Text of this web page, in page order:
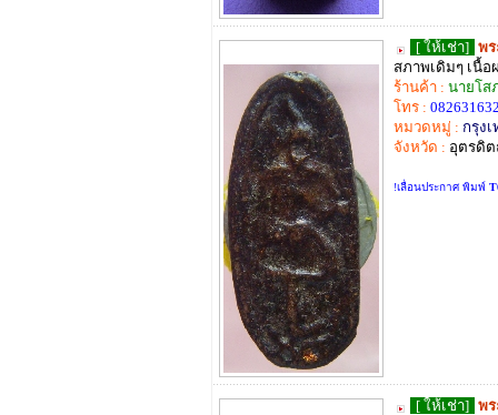
[ ให้เช่า] พร
สภาพเดิมๆ เนื้อ
ร้านค้า : นายโ
โทร :
หมวดหมู่ : กรุง
จังหวัด : อุตรดิ
!เลื่อนประกาศ พิมพ์
[ ให้เช่า] พ